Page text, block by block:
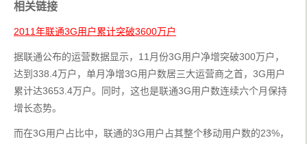
相关链接
2011年联通3G用户累计突破3600万户
据联通公布的运营数据显示，11月份3G用户净增突破300万户，
达到338.4万户，单月净增3G用户数居三大运营商之首，3G用户
累计达3653.4万户。同时，这也是联通3G用户数连续六个月保持
增长态势。
而在3G用户占比中，联通的3G用户占其整个移动用户数的23%，